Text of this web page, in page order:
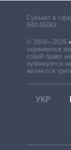
Субъект в
R40-05063
© 2009—2026
охраняются
собой право
публикуется
являются
УКР